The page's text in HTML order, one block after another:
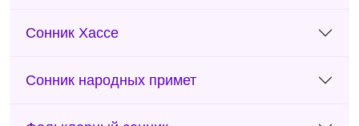
Сонник Хассе
Сонник народных примет